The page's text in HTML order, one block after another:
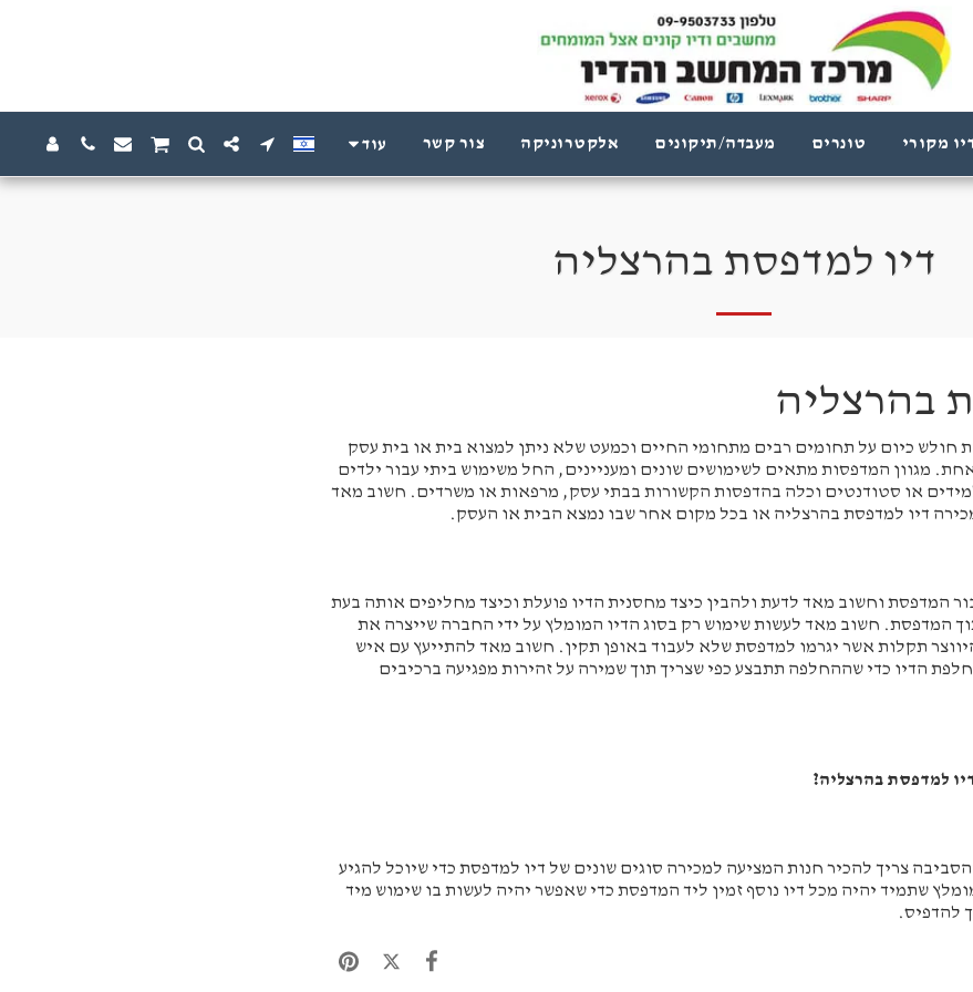
מקורי טונרים מעבדה/תיקונים אלקטרוניקה צור קשר עוד
דיו למדפסת בהרצליה
בהרצליה
כיום על תחומים רבים מתחומי החיים וכמעט שלא ניתן למצוא בית או בית עסק
מגוון המדפסות מתאים לשימושים שונים ומעניינים, החל משימוש ביתי עבור ילדים
או סטודנטים וכלה בהדפסות הקשורות בבתי עסק, מרפאות או משרדים. חשוב מאד
דיו למדפסת בהרצליה או בכל מקום אחר שבו נמצא הבית או העסק.
המדפסת וחשוב מאד לדעת ולהבין כיצד מחסנית הדיו פועלת וכיצד מחליפים אותה בעת
המדפסת. חשוב מאד לעשות שימוש רק בסוג הדיו המומלץ על ידי החברה שייצרה את
תקלות אשר יגרמו למדפסת שלא לעבוד באופן תקין. חשוב מאד להתייעץ עם איש
הדיו כדי שההחלפה תתבצע כפי שצריך תוך שמירה על זהירות מפגיעה ברכיבים
למדפסת בהרצליה?
צריך להכיר חנות המציעה למכירה סוגים שונים של דיו למדפסת כדי שיוכל להגיע
שתמיד יהיה מכל דיו נוסף זמין ליד המדפסת כדי שאפשר יהיה לעשות בו שימוש מיד
להדפיס.